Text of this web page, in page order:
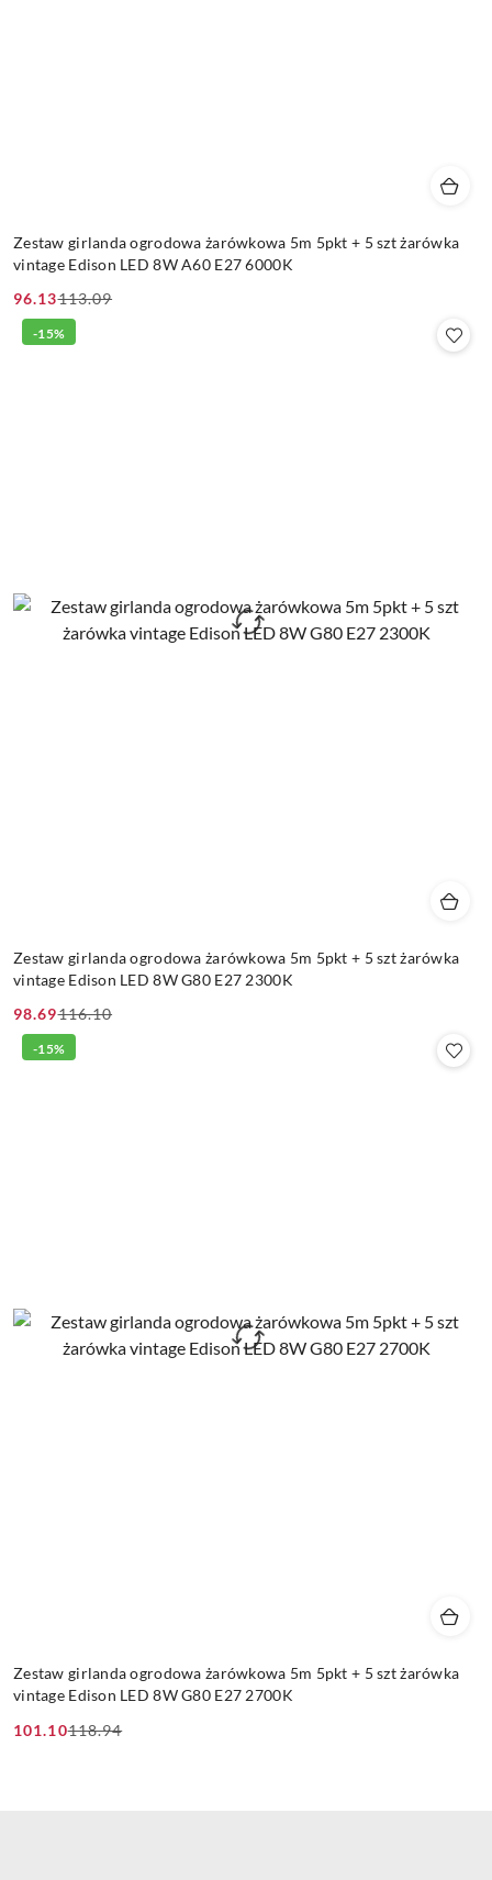
Zestaw girlanda ogrodowa żarówkowa 5m 5pkt + 5 szt żarówka
vintage Edison LED 8W A60 E27 6000K
Cena
promocyjna:
96.13
Cena
przed
113.09
Zestaw girlanda ogrodowa żarówkowa 5m 5pkt + 5 szt żarówka
vintage Edison LED 8W G80 E27 2300K
Cena
promocyjna:
98.69
Cena
przed
116.10
-15%
Zestaw girlanda ogrodowa żarówkowa 5m 5pkt + 5 szt żarówka
vintage Edison LED 8W G80 E27 2700K
Cena
101.10
Cena
118.94
-15%